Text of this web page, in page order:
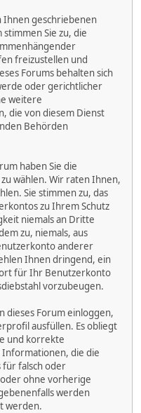
Ihnen geschriebenen
Sie zu, die
freizustellen und
Forums behalten sich
oder gerichtlicher
weitere
die von diesem Dienst
Behörden
haben Sie die
wählen. Wir raten Ihnen,
Sie stimmen zu, das
zu Ihrem Schutz
niemals an Dritte
zu, niemals, aus
anderer
Ihnen dringend, ein
für Ihr Benutzerkonto
vorzubeugen.
dieses Forum einloggen,
ausfüllen. Es obliegt
und korrekte
die die
für falsch oder
ohne vorherige
werden
werden.